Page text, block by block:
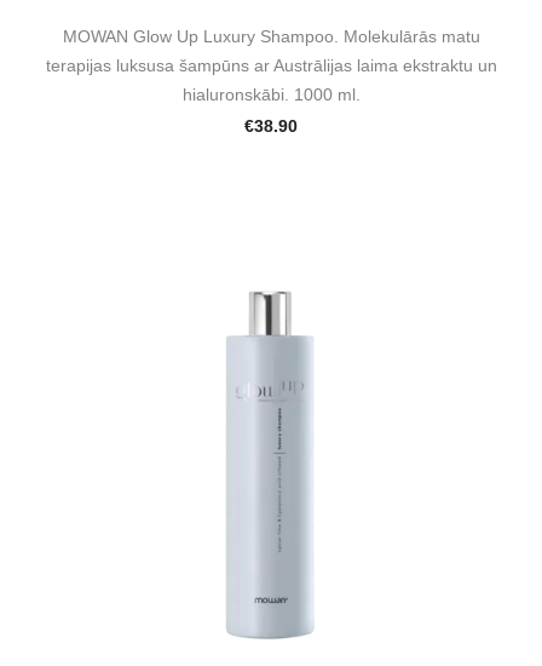
MOWAN Glow Up Luxury Shampoo. Molekulārās matu
terapijas luksusa šampūns ar Austrālijas laima ekstraktu un
hialuronskābi. 1000 ml.
€38.90